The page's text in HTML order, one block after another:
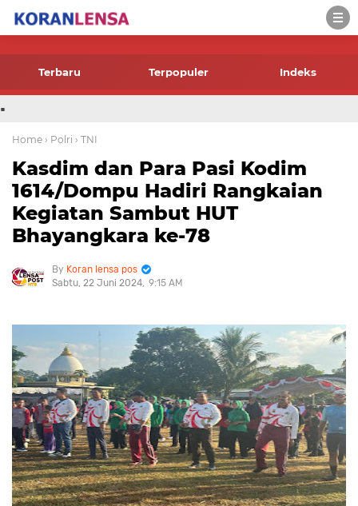
-->
Terbaru Terpopuler Indeks
.
Home › Polri › TNI
Kasdim dan Para Pasi Kodim
1614/Dompu Hadiri Rangkaian
Kegiatan Sambut HUT
Bhayangkara ke-78
Koran lensa pos
Sabtu, 22 Juni 2024 9:15 AM